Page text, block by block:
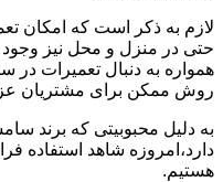
لازم به ذکر است که امکان
حتی در منزل و محل نیز وجود
همواره به دنبال تعمیرات
روش ممکن برای مشتریان
به دلیل محبوبیتی که برند
دارد،امروزه شاهد استفاده
هستیم.